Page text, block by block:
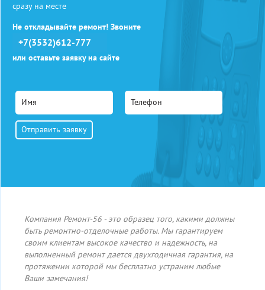
сразу на месте
Не откладывайте ремонт! Звоните
+7(3532)612-777
или оставьте заявку на сайте
Компания Ремонт-56 - это образец того, какими должны
быть ремонтно-отделочные работы. Мы гарантируем
своим клиентам высокое качество и надежность, на
выполненный ремонт дается двухгодичная гарантия, на
протяжении которой мы бесплатно устраним любые
Ваши замечания!